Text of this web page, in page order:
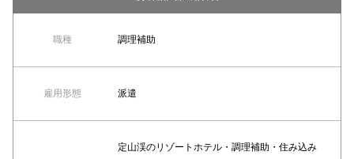
職種 調理補助
雇用形態 派遣
定山渓のリゾートホテル・調理補助・住み込み